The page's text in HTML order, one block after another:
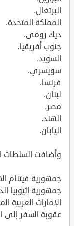
البرتغال.
المملكة المتحدة.
ديك رومى.
جنوب أفريقيا.
السويد.
سويسري.
فرنسا.
لبنان.
مصر.
الهند.
اليابان.
وأضافت السلطات
جمهورية فيتنام
جمهورية إثيوبيا
الإمارات العربية
عقوبة السفر إلى